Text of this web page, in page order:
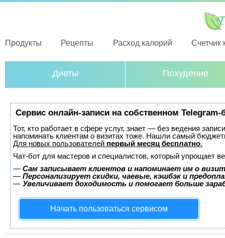
Продукты Рецепты Расход калорий Счетчик
Диеты Похудение
Сервис онлайн-записи на собственном Telegram-
Тот, кто работает в сфере услуг, знает — без ведения
напоминать клиентам о визитах тоже. Нашли самый
Для новых пользователей первый месяц бесплатно.
Чат-бот для мастеров и специалистов, который упрощает
— Сам записывает клиентов и напоминает им о
— Персонализирует скидки, чаевые, кэшбэк и
— Увеличивает доходимость и помогает больше
Начать пользоваться сервисом